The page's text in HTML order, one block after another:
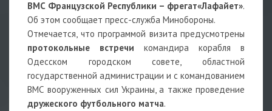
ВМС Французской Республики – фрегат«Лафайет».
Об этом сообщает пресс-служба Минобороны.
Отмечается, что программой визита предусмотрены
протокольные встречи командира корабля в
Одесском городском совете, областной
государственной администрации и с командованием
ВМС вооруженных сил Украины, а также проведение
дружеского футбольного матча.